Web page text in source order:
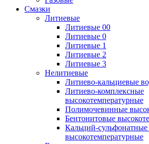
Смазки
Литиевые
Литиевые 00
Литиевые 0
Литиевые 1
Литиевые 2
Литиевые 3
Нелитиевые
Литиево-кальциевые
Литиево-комплексные
высокотемпературные
Полимочевинные
Бентонитовые
Кальций-сульфонатные
высокотемпературные